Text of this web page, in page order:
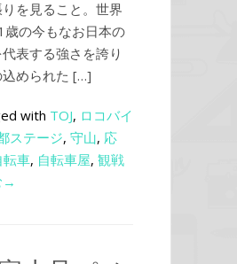
を見ること。世界
歳の今もなお日本の
表する強さを誇り
込められた […]
with TOJ, ロコバイ
ステージ, 守山, 応
転車, 自転車屋, 観戦
→